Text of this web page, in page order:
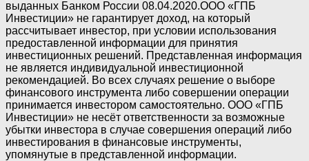
выданных Банком России 08.04.2020.ООО «ГПБ
Инвестиции» не гарантирует доход, на который
рассчитывает инвестор, при условии использования
предоставленной информации для принятия
инвестиционных решений. Представленная информация
не является индивидуальной инвестиционной
рекомендацией. Во всех случаях решение о выборе
финансового инструмента либо совершении операции
принимается инвестором самостоятельно. ООО «ГПБ
Инвестиции» не несёт ответственности за возможные
убытки инвестора в случае совершения операций либо
инвестирования в финансовые инструменты,
упомянутые в представленной информации.